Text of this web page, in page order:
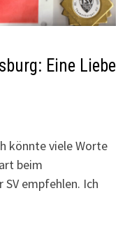
Eine Liebe
könnte viele Worte
beim
empfehlen. Ich